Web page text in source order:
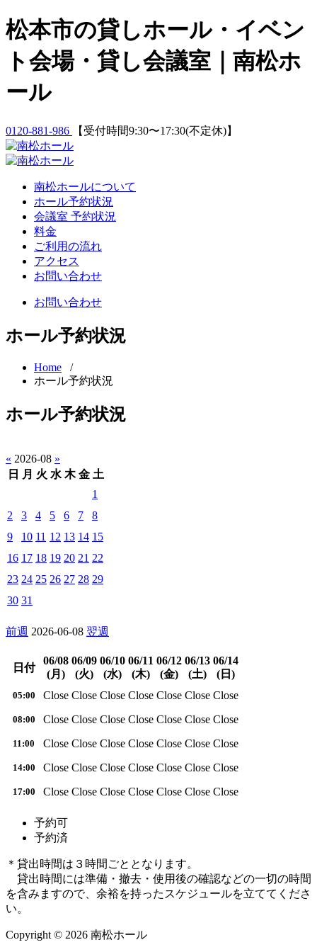
Skip
to
松本市の貸しホール・イベン
ト会場・貸し会議室｜南松ホ
ール
0120-881-986 【受付時間9:30〜17:30(不定休)】
南松ホールについて
ホール予約状況
会議室 予約状況
料金
ご利用の流れ
アクセス
お問い合わせ
お問い合わせ
ホール予約状況
Home /
ホール予約状況
ホール予約状況
« 2026-08 »
日
月 火 水 木 金 土
1
2
3 4 5 6 7
8
9
10 11 12 13 14 15
16 17 18 19 20 21 22
23 24 25 26 27 28 29
30 31
前週 2026-06-08 翌週
日付
06/08
(月)
06/09
(火)
06/10
(水)
06/11
(木)
06/12
(金)
06/13
(土)
06/14
(日)
05:00 Close Close Close Close Close Close Close
08:00 Close Close Close Close Close Close Close
11:00 Close Close Close Close Close Close Close
14:00 Close Close Close Close Close Close Close
17:00 Close Close Close Close Close Close Close
予約可
予約済
＊貸出時間は３時間ごととなります。
貸出時間には準備・撤去・使用後の確認などの一切の時間
を含みますので、余裕を持ったスケジュールを立ててくださ
い。
Copyright © 2026 南松ホール